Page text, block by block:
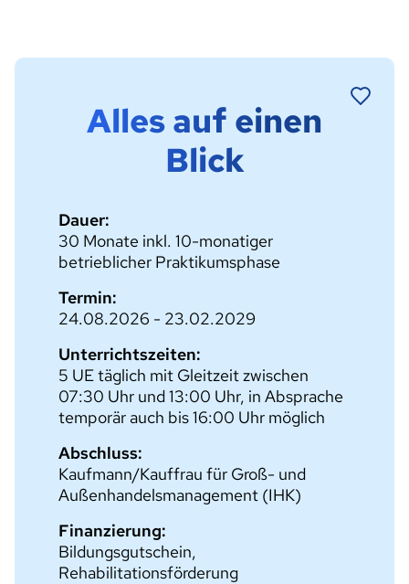
Alles auf einen
Blick
Dauer:
30 Monate inkl. 10-monatiger
betrieblicher Praktikumsphase
Termin:
24.08.2026 - 23.02.2029
Unterrichtszeiten:
5 UE täglich mit Gleitzeit zwischen
07:30 Uhr und 13:00 Uhr, in Absprache
temporär auch bis 16:00 Uhr möglich
Abschluss:
Kaufmann/Kauffrau für Groß- und
Außenhandelsmanagement (IHK)
Finanzierung:
Bildungsgutschein,
Rehabilitationsförderung